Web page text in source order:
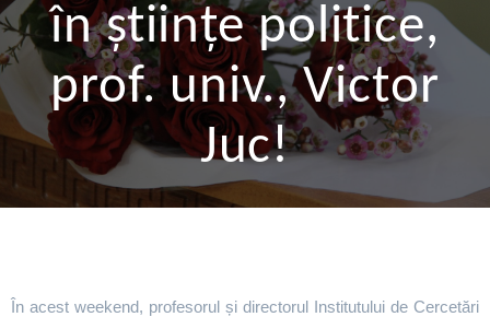
în științe politice,
prof. univ., Victor
Juc!
În acest weekend, profesorul și directorul Institutului de Cercetări